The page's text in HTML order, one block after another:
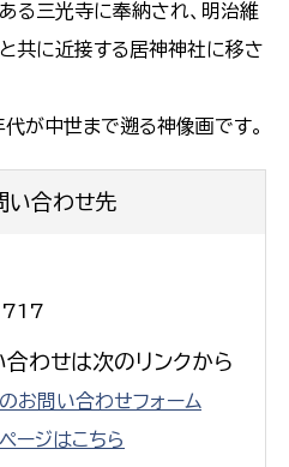
る三光寺に奉納され、明治維
共に近接する居神神社に移さ
が中世まで遡る神像画です。
い合わせ先
わせは次のリンクから
お問い合わせフォーム
ージはこちら